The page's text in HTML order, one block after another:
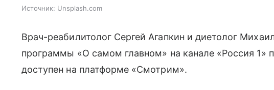
Источник: Unsplash.com
Врач-реабилитолог Сергей Агапкин и диетолог
программы «О самом главном» на канале «Россия 1»
доступен на платформе «Смотрим».